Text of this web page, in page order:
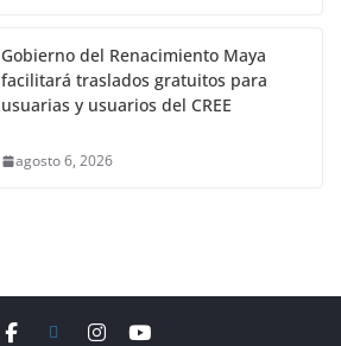
Gobierno del Renacimiento Maya
facilitará traslados gratuitos para
usuarias y usuarios del CREE
agosto 6, 2026